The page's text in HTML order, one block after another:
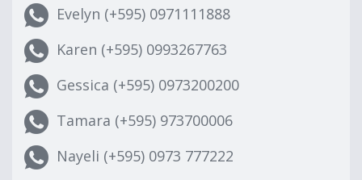
Evelyn (+595) 0971111888
Karen (+595) 0993267763
Gessica (+595) 0973200200
Tamara (+595) 973700006
Nayeli (+595) 0973 777222